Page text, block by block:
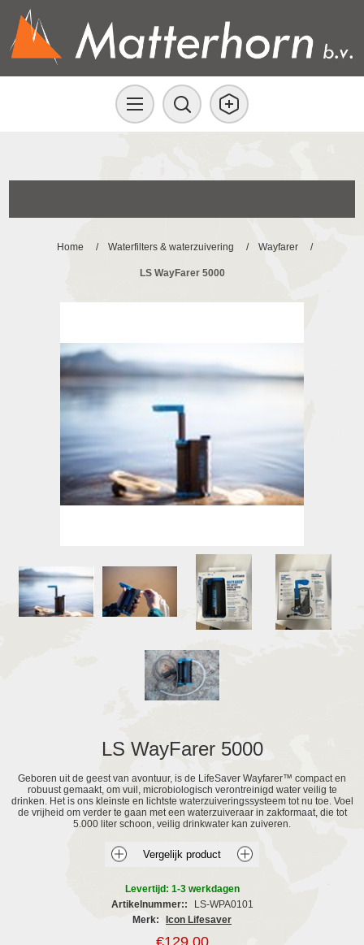
Home / Waterfilters & waterzuivering / Wayfarer /
LS WayFarer 5000
LS WayFarer 5000
Geboren uit de geest van avontuur, is de LifeSaver Wayfarer™ compact en
robuust gemaakt, om vuil, microbiologisch verontreinigd water veilig te
drinken. Het is ons kleinste en lichtste waterzuiveringssysteem tot nu toe. Voel
de vrijheid om verder te gaan met een waterzuiveraar in zakformaat, die tot
5.000 liter schoon, veilig drinkwater kan zuiveren.
Levertijd: 1-3 werkdagen
Artikelnummer::
LS-WPA0101
Merk:
Icon Lifesaver
€129,00